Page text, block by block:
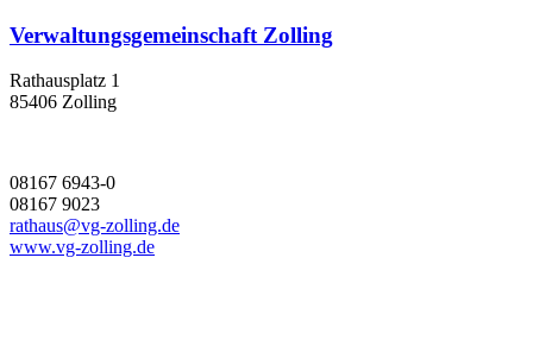
Verwaltungsgemeinschaft Zolling
Rathausplatz 1
85406 Zolling
08167 6943-0
08167 9023
rathaus@vg-zolling.de
www.vg-zolling.de